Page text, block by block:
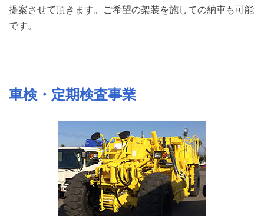
提案させて頂きます。ご希望の架装を施しての納車も可能
です。
車検・定期検査事業